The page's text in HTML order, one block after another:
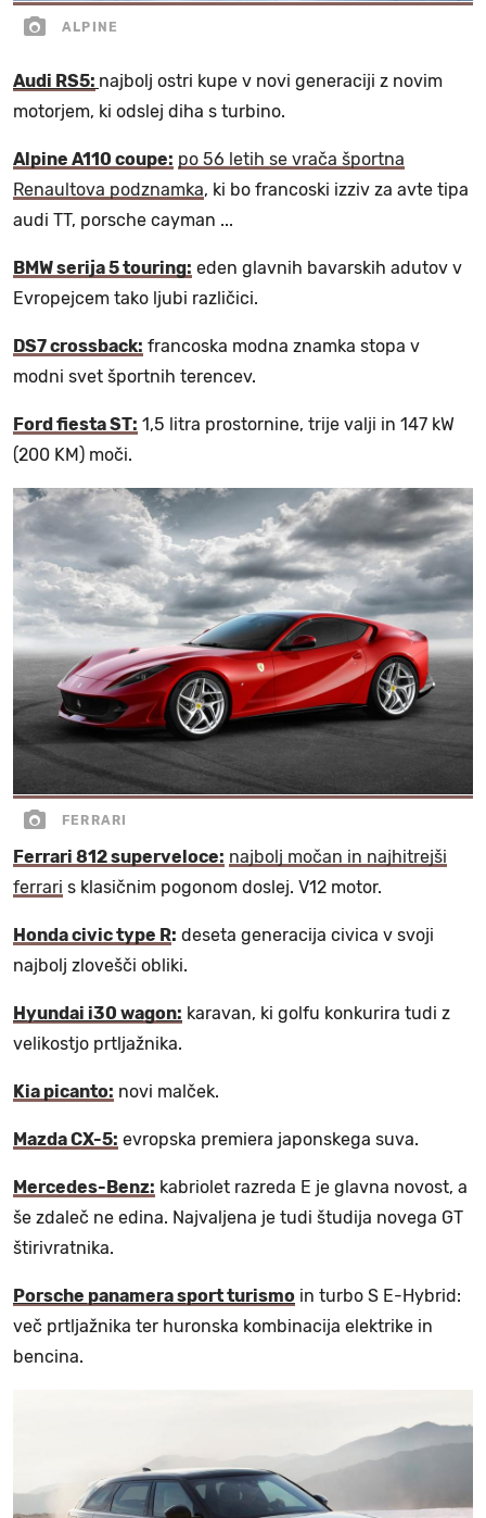
ALPINE
Audi RS5: najbolj ostri kupe v novi generaciji z novim
motorjem, ki odslej diha s turbino.
Alpine A110 coupe: po 56 letih se vrača športna
Renaultova podznamka, ki bo francoski izziv za avte tipa
audi TT, porsche cayman ...
BMW serija 5 touring: eden glavnih bavarskih adutov v
Evropejcem tako ljubi različici.
DS7 crossback: francoska modna znamka stopa v
modni svet športnih terencev.
Ford fiesta ST: 1,5 litra prostornine, trije valji in 147 kW
(200 KM) moči.
FERRARI
Ferrari 812 superveloce: najbolj močan in najhitrejši
ferrari s klasičnim pogonom doslej. V12 motor.
Honda civic type R: deseta generacija civica v svoji
najbolj zlovešči obliki.
Hyundai i30 wagon: karavan, ki golfu konkurira tudi z
velikostjo prtljažnika.
Kia picanto: novi malček.
Mazda CX-5: evropska premiera japonskega suva.
Mercedes-Benz: kabriolet razreda E je glavna novost, a
še zdaleč ne edina. Najvaljena je tudi študija novega GT
štirivratnika.
Porsche panamera sport turismo in turbo S E-Hybrid:
več prtljažnika ter huronska kombinacija elektrike in
bencina.